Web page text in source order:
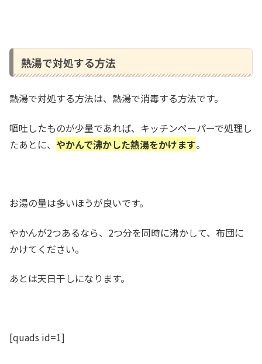
熱湯で対処する方法
熱湯で対処する方法は、熱湯で消毒する方法です。
嘔吐したものが少量であれば、キッチンペーパーで処理し
たあとに、 やかんで沸かした熱湯をかけます。
お湯の量は多いほうが良いです。
やかんが2つあるなら、2つ分を同時に沸かして、布団に
かけてください。
あとは天日干しになります。
[quads id=1]